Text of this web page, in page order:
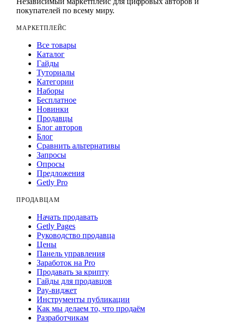
покупателей по всему миру.
МАРКЕТПЛЕЙС
Все товары
Каталог
Гайды
Туториалы
Категории
Наборы
Бесплатное
Новинки
Продавцы
Блог авторов
Блог
Сравнить альтернативы
Запросы
Опросы
Предложения
Getly Pro
ПРОДАВЦАМ
Начать продавать
Getly Pages
Руководство продавца
Цены
Панель управления
Заработок на Pro
Продавать за крипту
Гайды для продавцов
Pay-виджет
Инструменты публикации
Как мы делаем то, что продаём
Разработчикам